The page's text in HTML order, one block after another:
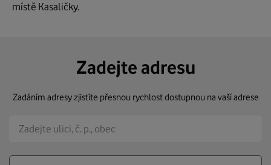
místě Kasaličky.
Zadejte adresu
Zadáním adresy zjistíte přesnou rychlost dostupnou na vaší adrese